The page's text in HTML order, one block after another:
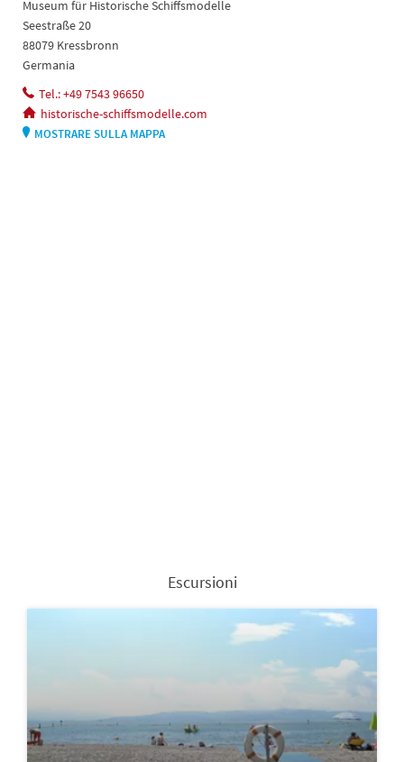
Museum für Historische Schiffsmodelle
Seestraße 20
88079 Kressbronn
Germania
Tel.: +49 7543 96650
historische-schiffsmodelle.com
MOSTRARE SULLA MAPPA
Escursioni